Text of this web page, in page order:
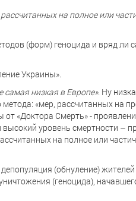
на полное или
(форм) геноцида и вряд ли
Украины».
самая низкая в Европе». Ну
метода: «мер, рассчитанных на
«Доктора Смерть» -
уровень смертности –
на полное или
(обнуление)
(геноцида),